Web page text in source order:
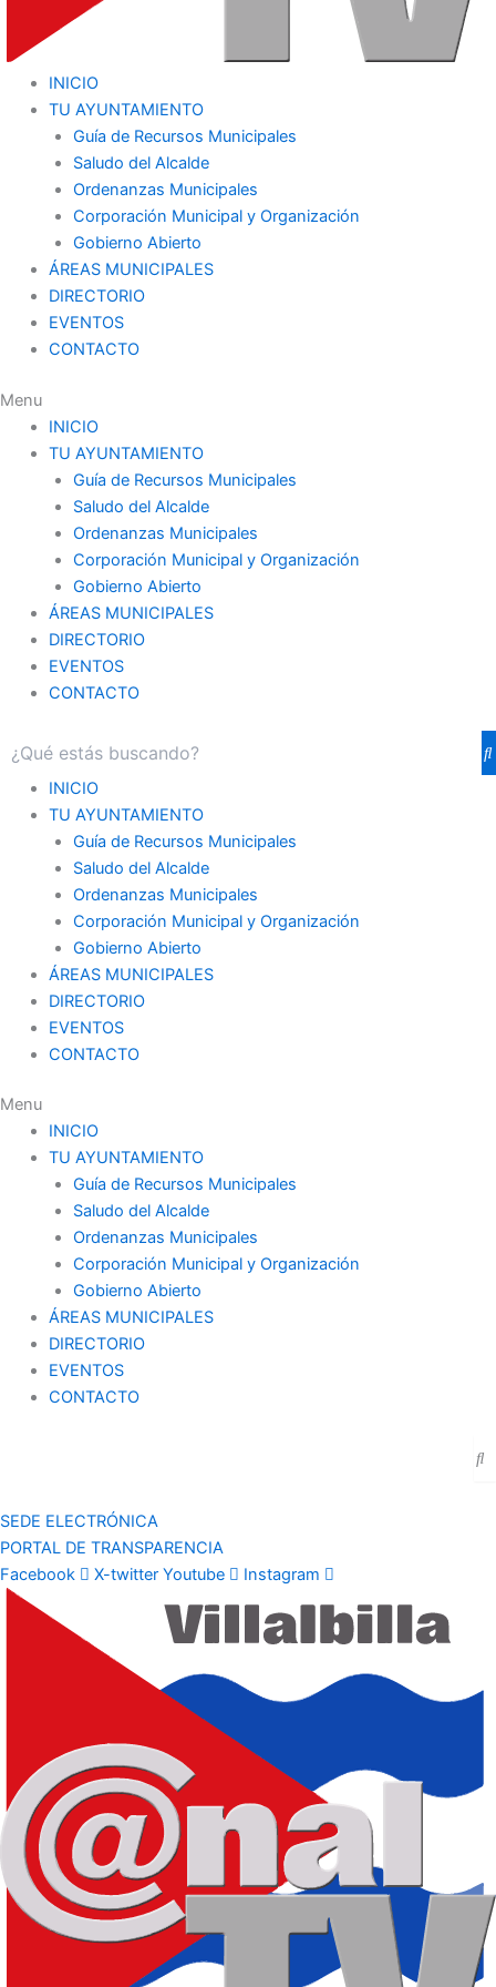
INICIO
TU AYUNTAMIENTO
Guía de Recursos Municipales
Saludo del Alcalde
Ordenanzas Municipales
Corporación Municipal y Organización
Gobierno Abierto
ÁREAS MUNICIPALES
DIRECTORIO
EVENTOS
CONTACTO
Menu
INICIO
TU AYUNTAMIENTO
Guía de Recursos Municipales
Saludo del Alcalde
Ordenanzas Municipales
Corporación Municipal y Organización
Gobierno Abierto
ÁREAS MUNICIPALES
DIRECTORIO
EVENTOS
CONTACTO
INICIO
TU AYUNTAMIENTO
Guía de Recursos Municipales
Saludo del Alcalde
Ordenanzas Municipales
Corporación Municipal y Organización
Gobierno Abierto
ÁREAS MUNICIPALES
DIRECTORIO
EVENTOS
CONTACTO
Menu
INICIO
TU AYUNTAMIENTO
Guía de Recursos Municipales
Saludo del Alcalde
Ordenanzas Municipales
Corporación Municipal y Organización
Gobierno Abierto
ÁREAS MUNICIPALES
DIRECTORIO
EVENTOS
CONTACTO
SEDE ELECTRÓNICA
PORTAL DE TRANSPARENCIA
Facebook
X-twitter Youtube Instagram